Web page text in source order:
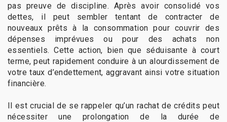
pas preuve de discipline. Après avoir consolidé vos
dettes, il peut sembler tentant de contracter de
nouveaux prêts à la consommation pour couvrir des
dépenses imprévues ou pour des achats non
essentiels. Cette action, bien que séduisante à court
terme, peut rapidement conduire à un alourdissement de
votre taux d’endettement, aggravant ainsi votre situation
financière.
Il est crucial de se rappeler qu’un rachat de crédits peut
nécessiter une prolongation de la durée de